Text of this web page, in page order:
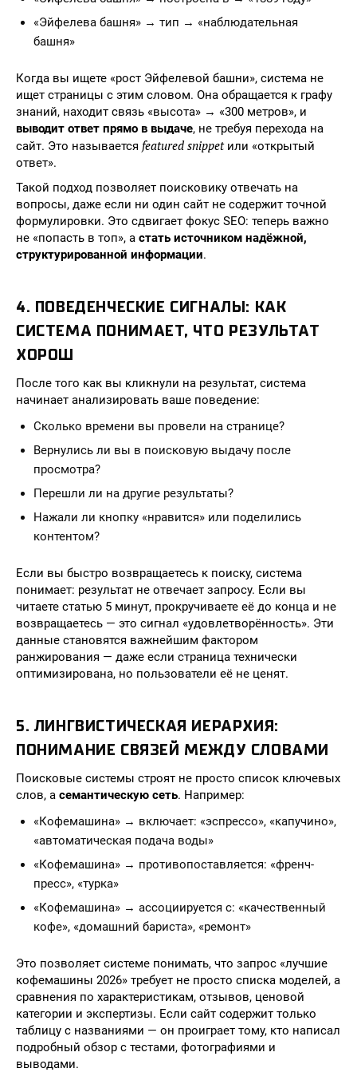
«Эйфелева башня» → тип → «наблюдательная
башня»
Когда вы ищете «рост Эйфелевой башни», система не
ищет страницы с этим словом. Она обращается к графу
знаний, находит связь «высота» → «300 метров», и
выводит ответ прямо в выдаче, не требуя перехода на
сайт. Это называется featured snippetили «открытый
ответ».
Такой подход позволяет поисковику отвечать на
вопросы, даже если ни один сайт не содержит точной
формулировки. Это сдвигает фокус SEO: теперь важно
не «попасть в топ», а стать источником надёжной,
структурированной информации.
4. ПОВЕДЕНЧЕСКИЕ СИГНАЛЫ: КАК
СИСТЕМА ПОНИМАЕТ, ЧТО РЕЗУЛЬТАТ
ХОРОШ
После того как вы кликнули на результат, система
начинает анализировать ваше поведение:
Сколько времени вы провели на странице?
Вернулись ли вы в поисковую выдачу после
просмотра?
Перешли ли на другие результаты?
Нажали ли кнопку «нравится» или поделились
контентом?
Если вы быстро возвращаетесь к поиску, система
понимает: результат не отвечает запросу. Если вы
читаете статью 5 минут, прокручиваете её до конца и не
возвращаетесь — это сигнал «удовлетворённость». Эти
данные становятся важнейшим фактором
ранжирования — даже если страница технически
оптимизирована, но пользователи её не ценят.
5. ЛИНГВИСТИЧЕСКАЯ ИЕРАРХИЯ:
ПОНИМАНИЕ СВЯЗЕЙ МЕЖДУ СЛОВАМИ
Поисковые системы строят не просто список ключевых
слов, а семантическую сеть. Например:
«Кофемашина» → включает: «эспрессо», «капучино»,
«автоматическая подача воды»
«Кофемашина» → противопоставляется: «френч-
пресс», «турка»
«Кофемашина» → ассоциируется с: «качественный
кофе», «домашний бариста», «ремонт»
Это позволяет системе понимать, что запрос «лучшие
кофемашины 2026» требует не просто списка моделей, а
сравнения по характеристикам, отзывов, ценовой
категории и экспертизы. Если сайт содержит только
таблицу с названиями — он проиграет тому, кто написал
подробный обзор с тестами, фотографиями и
выводами.